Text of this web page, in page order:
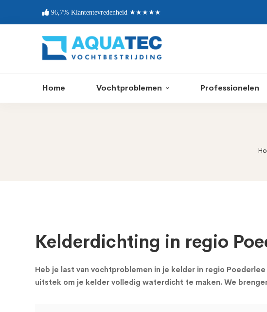
96,7% Klantentevredenheid ★★★★★
Home Vochtproblemen Professionelen
Kelderdichting in regio
Heb je last van vochtproblemen in je kelder in regio
uitstek om je kelder volledig waterdicht te maken. We